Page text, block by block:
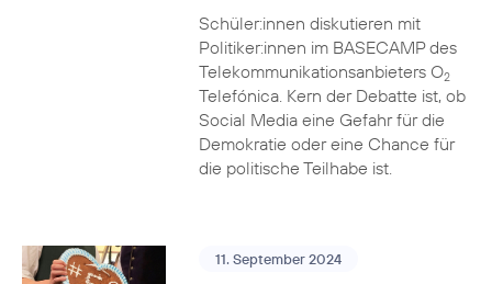
Schüler:innen diskutieren mit
Politiker:innen im BASECAMP des
Telekommunikationsanbieters O2
Telefónica. Kern der Debatte ist, ob
Social Media eine Gefahr für die
Demokratie oder eine Chance für
die politische Teilhabe ist.
11. September 2024